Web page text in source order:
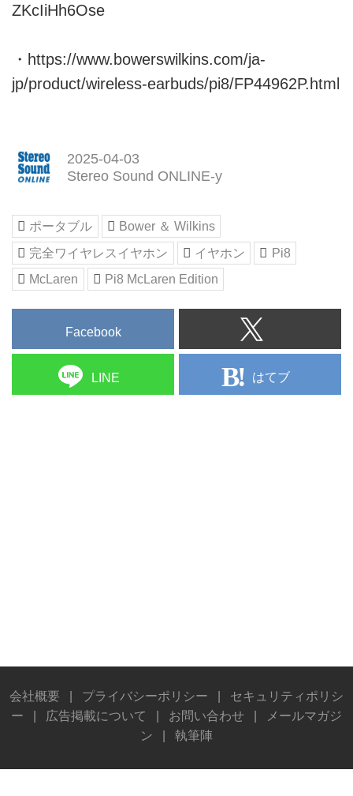
ZKcIiHh6Ose
・ https://www.bowerswilkins.com/ja-
jp/product/wireless-earbuds/pi8/FP44962P.html
2025-04-03
Stereo Sound ONLINE-y
ポータブル
Bower ＆ Wilkins
完全ワイヤレスイヤホン
イヤホン
Pi8
McLaren
Pi8 McLaren Edition
Facebook
LINE はてブ
会社概要 プライバシーポリシー
セキュリティポリシ
ー
広告掲載について お問い合わせ
メールマガジ
ン
執筆陣